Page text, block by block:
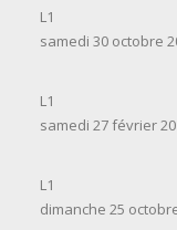
L1
samedi 30 octobre
L1
samedi 27 février
L1
dimanche 25